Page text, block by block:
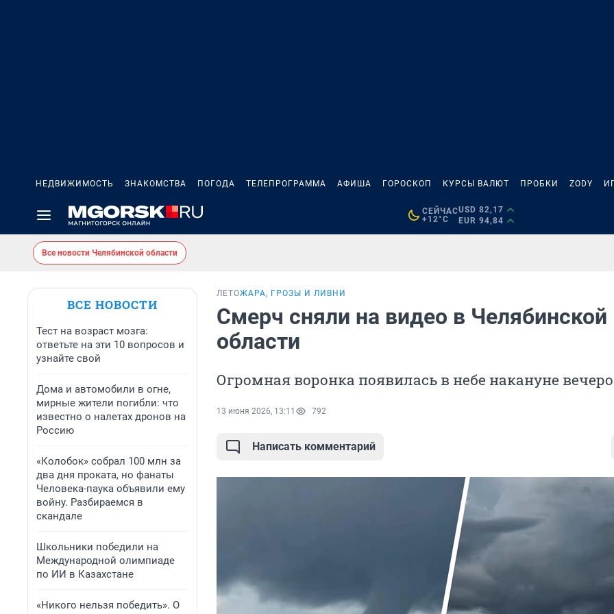
НЕДВИЖИМОСТЬ ЗНАКОМСТВА ПОГОДА ТЕЛЕПРОГРАММА АФИША ГОРОСКОП КУРСЫ ВАЛЮТ ПРОБКИ ZODY
СЕЙЧАС
+12°C
USD 82,17
EUR 94,84
Все новости Челябинской области
ВСЕ НОВОСТИ
Тест на возраст мозга:
ответьте на эти 10 вопросов и
узнайте свой
Дома и автомобили в огне,
мирные жители погибли: что
известно о налетах дронов на
Россию
«Колобок» собрал 100 млн за
два дня проката, но фанаты
Человека-паука объявили ему
войну. Разбираемся в
скандале
Школьники победили на
Международной олимпиаде
по ИИ в Казахстане
«Никого нельзя победить». О
ЛЕТОЖАРА, ГРОЗЫ И ЛИВНИ
Смерч сняли на видео в Челябинской
области
Огромная воронка появилась в небе накануне
13 июня 2026, 13:11 792
Написать комментарий